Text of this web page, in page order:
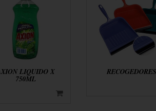
LIQUIDO X
750ML
RECOGEDORES